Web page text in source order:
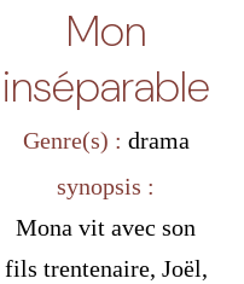
Mon
inséparable
Genre(s) : drama
synopsis :
Mona vit avec son
fils trentenaire, Joël,